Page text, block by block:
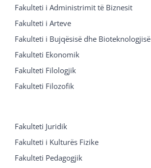
Fakulteti i Administrimit të Biznesit
Fakulteti i Arteve
Fakulteti i Bujqësisë dhe Bioteknologjisë
Fakulteti Ekonomik
Fakulteti Filologjik
Fakulteti Filozofik
Fakulteti Juridik
Fakulteti i Kulturës Fizike
Fakulteti Pedagogjik